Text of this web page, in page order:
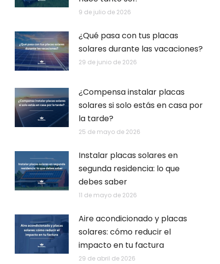
9 de julio de 2026
¿Qué pasa con tus placas
solares durante las vacaciones?
29 de junio de 2026
¿Compensa instalar placas
solares si solo estás en casa por
la tarde?
25 de mayo de 2026
Instalar placas solares en
segunda residencia: lo que
debes saber
11 de mayo de 2026
Aire acondicionado y placas
solares: cómo reducir el
impacto en tu factura
29 de abril de 2026